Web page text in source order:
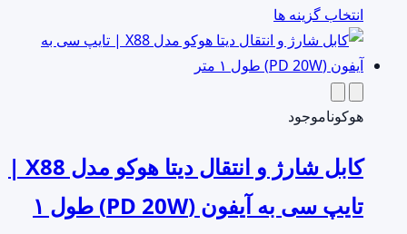
محصول
انتخاب
انتخاب گزینه ها
محصول
دارای
باشد.
گزینه
ها
هوکوناموجود
کابل شارژ و انتقال دیتا هوکو مدل X88 |
تایپ سی به آیفون (PD 20W) طول ۱